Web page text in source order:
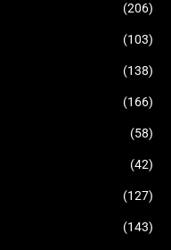
(206)
(103)
(138)
(166)
(58)
(42)
(127)
(143)